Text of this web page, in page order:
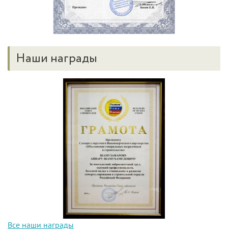
Наши награды
Все наши награды